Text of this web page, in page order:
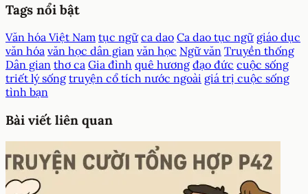
Tags nổi bật
Văn hóa Việt Nam tục ngữ ca dao Ca dao tục ngữ giáo dục
văn hóa văn học dân gian văn học Ngữ văn Truyền thống
Dân gian thơ ca Gia đình quê hương đạo đức cuộc sống
triết lý sống truyện cổ tích nước ngoài giá trị cuộc sống
tình bạn
Bài viết liên quan